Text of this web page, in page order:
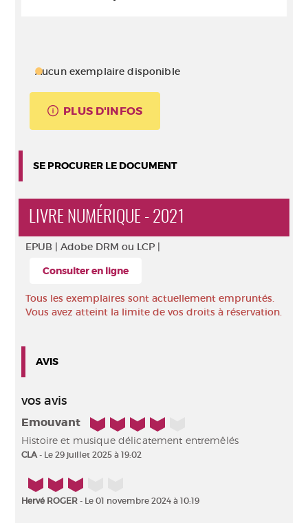
Aucun exemplaire disponible
PLUS D'INFOS
SE PROCURER LE DOCUMENT
LIVRE NUMÉRIQUE - 2021
EPUB | Adobe DRM ou LCP |
Consulter en ligne
Tous les exemplaires sont actuellement empruntés.
Vous avez atteint la limite de vos droits à réservation.
AVIS
vos avis
Emouvant 4/5
Histoire et musique délicatement entremêlés
CLA- Le 29 juillet 2025 à 19:02
3/5
Hervé ROGER - Le 01 novembre 2024 à 10:19